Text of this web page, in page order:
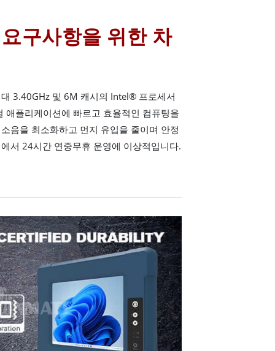
구사항을 위한 차
3.40GHz 및 6M 캐시의 Intel® 프로세서
애플리케이션에 빠르고 효율적인 컴퓨팅을
음을 최소화하고 먼지 유입을 줄이며 안정
서 24시간 연중무휴 운영에 이상적입니다.